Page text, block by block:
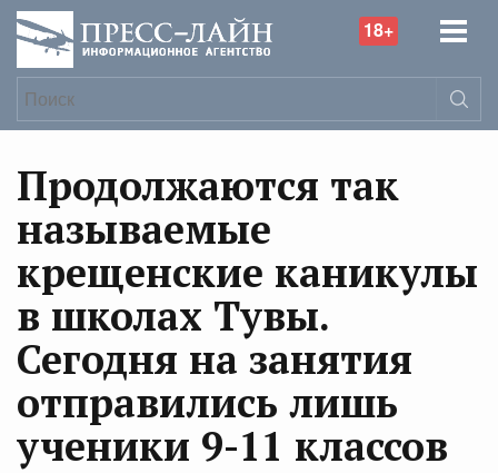
18+
Продолжаются так
называемые
крещенские каникулы
в школах Тувы.
Сегодня на занятия
отправились лишь
ученики 9-11 классов